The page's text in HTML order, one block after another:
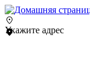
Укажите адрес